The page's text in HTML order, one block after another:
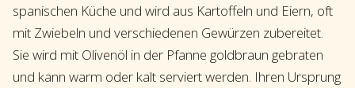
spanischen Küche und wird aus Kartoffeln und Eiern, oft
mit Zwiebeln und verschiedenen Gewürzen zubereitet.
Sie wird mit Olivenöl in der Pfanne goldbraun gebraten
und kann warm oder kalt serviert werden. Ihren Ursprung